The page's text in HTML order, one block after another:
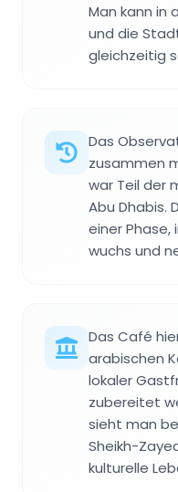
Man kann in
und die
gleichzeitig
Das
zusammen
war Teil der
Abu Dhabis.
einer Phase,
wuchs und
Das Café
arabischen
lokaler
zubereitet
sieht man
Sheikh-
kulturelle